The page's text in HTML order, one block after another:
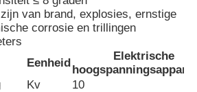
van brand, explosies, ernstige
corrosie en trillingen
Eenheid
Elektrische
Kv
10